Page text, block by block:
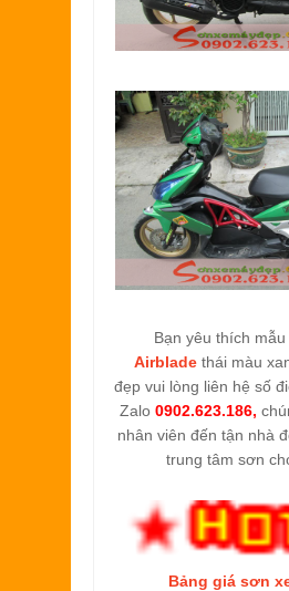
Bạn yêu thích mẫu
Airblade thái màu
đẹp vui lòng liên hệ số
Zalo 0902.623.186,
nhân viên đến tận nhà
trung tâm sơn
Bảng giá sơn